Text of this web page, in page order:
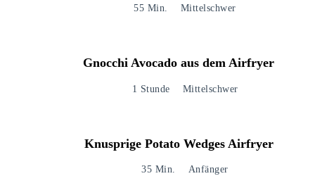
55 Min. Mittelschwer
Gnocchi Avocado aus dem Airfryer
1 Stunde Mittelschwer
Knusprige Potato Wedges Airfryer
35 Min. Anfänger